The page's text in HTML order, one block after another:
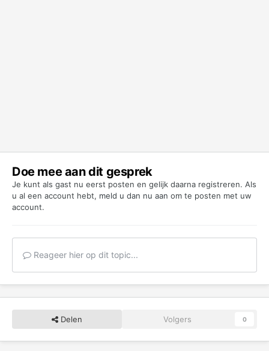
Doe mee aan dit gesprek
Je kunt als gast nu eerst posten en gelijk daarna registreren. Als
u al een account hebt, meld u dan nu aan om te posten met uw
account.
Reageer hier op dit topic...
Delen Volgers 0